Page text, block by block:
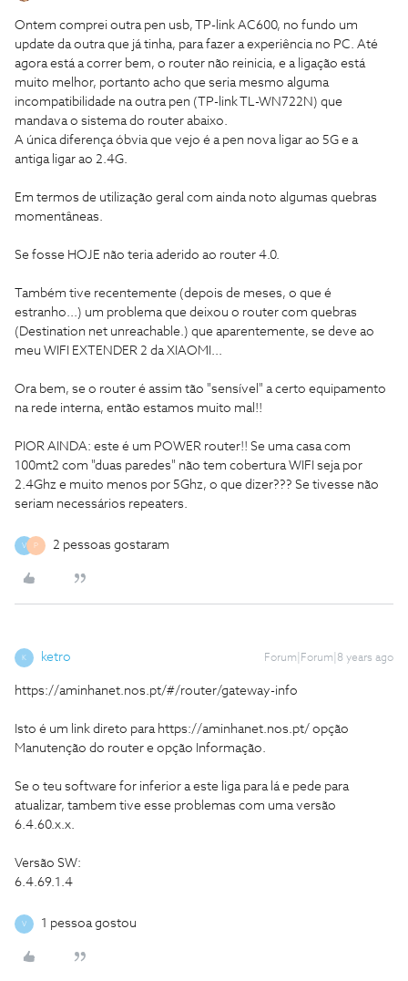
Ontem comprei outra pen usb, TP-link AC600, no fundo um
update da outra que já tinha, para fazer a experiência no PC. Até
agora está a correr bem, o router não reinicia, e a ligação está
muito melhor, portanto acho que seria mesmo alguma
incompatibilidade na outra pen (TP-link TL-WN722N) que
mandava o sistema do router abaixo.
A única diferença óbvia que vejo é a pen nova ligar ao 5G e a
antiga ligar ao 2.4G.
Em termos de utilização geral com ainda noto algumas quebras
momentâneas.
Se fosse HOJE não teria aderido ao router 4.0.
Também tive recentemente (depois de meses, o que é
estranho...) um problema que deixou o router com quebras
(Destination net unreachable.) que aparentemente, se deve ao
meu WIFI EXTENDER 2 da XIAOMI...
Ora bem, se o router é assim tão "sensível" a certo equipamento
na rede interna, então estamos muito mal!!
PIOR AINDA: este é um POWER router!! Se uma casa com
100mt2 com "duas paredes" não tem cobertura WIFI seja por
2.4Ghz e muito menos por 5Ghz, o que dizer??? Se tivesse não
seriam necessários repeaters.
V P 2 pessoas gostaram
K ketro Forum|Forum|8 years ago
https://aminhanet.nos.pt/#/router/gateway-info
Isto é um link direto para https://aminhanet.nos.pt/ opção
Manutenção do router e opção Informação.
Se o teu software for inferior a este liga para lá e pede para
atualizar, tambem tive esse problemas com uma versão
6.4.60.x.x.
Versão SW:
6.4.69.1.4
V 1 pessoa gostou